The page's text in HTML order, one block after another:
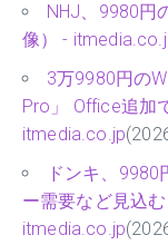
NHJ、9980円
像） -
3万9980円の
Pro」 Office追加
itmedia.co.jp
ドンキ、9980
ー需要など見込
itmedia.co.jp